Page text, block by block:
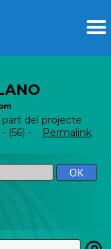
del projecte
- (56) -
Permalink